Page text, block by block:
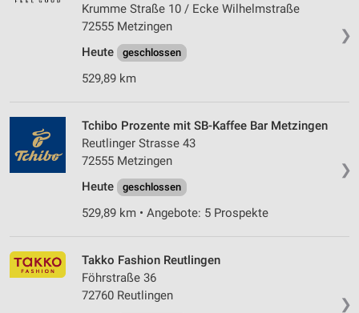
❯
Krumme Straße 10 / Ecke Wilhelmstraße
72555 Metzingen
Heute
geschlossen
529,89 km
❯
Tchibo Prozente mit SB-Kaffee Bar Metzingen
Reutlinger Strasse 43
72555 Metzingen
Heute
geschlossen
529,89 km • Angebote: 5 Prospekte
❯
Takko Fashion Reutlingen
Föhrstraße 36
72760 Reutlingen